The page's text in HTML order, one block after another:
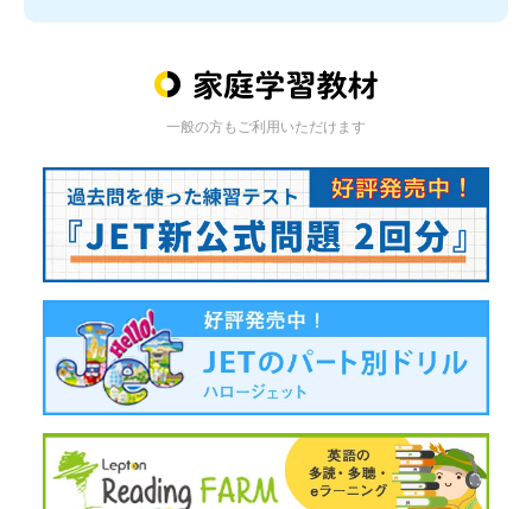
一般の方もご利用いただけます